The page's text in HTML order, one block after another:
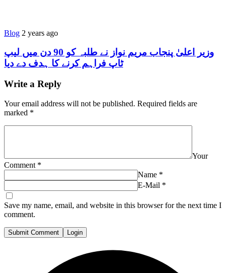
Blog 2 years ago
وزیر اعلیٰ پنجاب مریم نواز نے طلبہ کو 90 دن میں لیپ
ٹاپ فراہم کرنے کا ہدف دے دیا
Write a Reply
Your email address will not be published. Required fields are
marked *
Your
Comment *
Name *
E-Mail *
Save my name, email, and website in this browser for the next time I
comment.
Submit Comment Login